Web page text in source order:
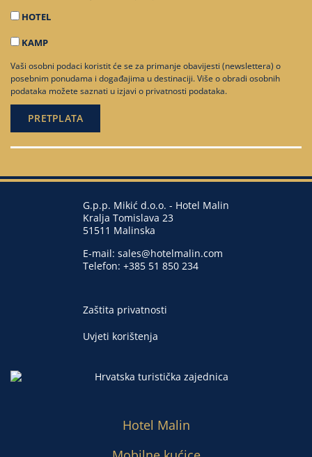
HOTEL
KAMP
Vaši osobni podaci koristit će se za primanje obavijesti (newslettera) o
posebnim ponudama i događajima u destinaciji. Više o obradi osobnih
podataka možete saznati u izjavi o privatnosti podataka.
G.p.p. Mikić d.o.o. - Hotel Malin
Kralja Tomislava 23
51511 Malinska
E-mail: sales@hotelmalin.com
Telefon: +385 51 850 234
Zaštita privatnosti
Uvjeti korištenja
Hotel Malin